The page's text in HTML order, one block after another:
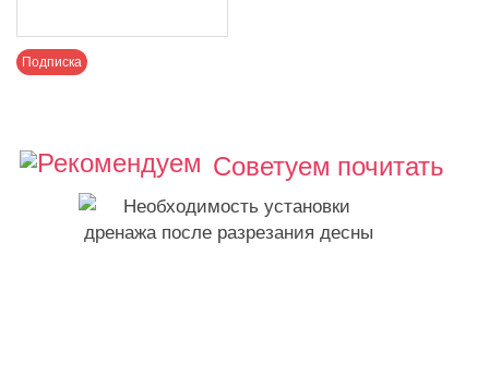
Советуем почитать